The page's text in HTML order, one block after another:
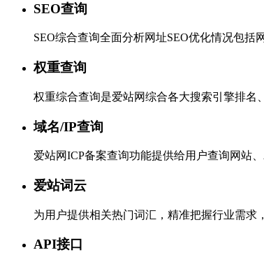
SEO查询
SEO综合查询全面分析网址SEO优化情况包括
权重查询
权重综合查询是爱站网综合各大搜索引擎排名
域名/IP查询
爱站网ICP备案查询功能提供给用户查询网站
爱站词云
为用户提供相关热门词汇，精准把握行业需求
API接口